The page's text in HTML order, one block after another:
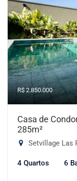
R$ 2.850.000
Casa de
285m²
Setvillage Las
4 Quartos 6